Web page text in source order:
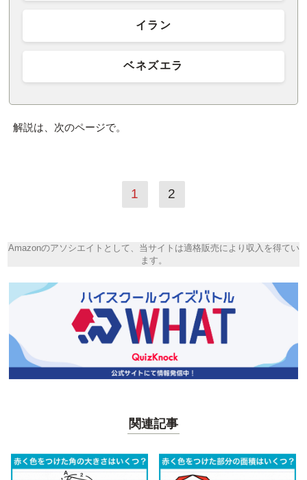
イラン
ベネズエラ
解説は、次のページで。
1 2
Amazonのアソシエイトとして、当サイトは適格販売により収入を得てい
ます。
関連記事